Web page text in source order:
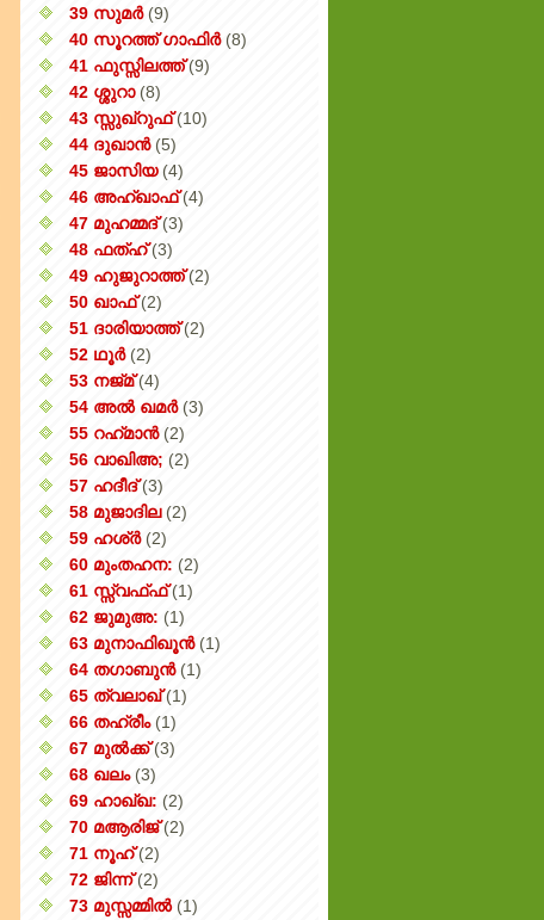
39 സുമർ (9)
40 സൂറത്ത് ഗാഫിർ (8)
41 ഫുസ്സിലത്ത് (9)
42 ശ്ശുറാ (8)
43 സ്സുഖ്‌റുഫ് (10)
44 ദുഖാൻ (5)
45 ജാസിയ (4)
46 അഹ്‌ഖാഫ് (4)
47 മുഹമ്മദ് (3)
48 ഫത്‌ഹ് (3)
49 ഹുജുറാത്ത് (2)
50 ഖാഫ് (2)
51 ദാരിയാത്ത് (2)
52 ഥൂർ (2)
53 നജ്‌മ് (4)
54 അൽ ഖമർ (3)
55 റഹ്‌മാൻ (2)
56 വാഖിഅ; (2)
57 ഹദീദ് (3)
58 മുജാദില (2)
59 ഹശ്ർ (2)
60 മുംതഹന: (2)
61 സ്സ്വഫ്ഫ് (1)
62 ജുമുഅ: (1)
63 മുനാഫിഖൂൻ (1)
64 തഗാബുൻ (1)
65 ത്വലാഖ് (1)
66 തഹ്‌രീം (1)
67 മുൽക്ക് (3)
68 ഖലം (3)
69 ഹാഖ്ഖ: (2)
70 മആരിജ് (2)
71 നൂഹ് (2)
72 ജിന്ന് (2)
73 മുസ്സമ്മിൽ (1)